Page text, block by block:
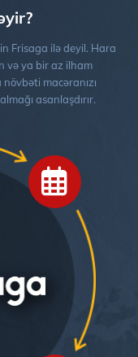
Frisaga ilə deyil. Hara
və ya bir az ilham
macəranızı
asanlaşdırır.